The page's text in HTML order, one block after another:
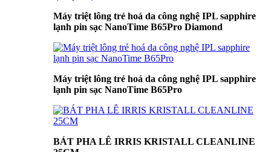
Máy triệt lông trẻ hoá da công nghệ IPL sapphire
lạnh pin sạc NanoTime B65Pro Diamond
Máy triệt lông trẻ hoá da công nghệ IPL sapphire
lạnh pin sạc NanoTime B65Pro
BÁT PHA LÊ IRRIS KRISTALL CLEANLINE